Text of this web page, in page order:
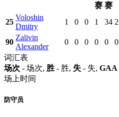
赛 赛
25
Voloshin
Dmitry
1 0 0 1 34 2
90
Zalivin
Alexander
0 0 0 0 0 0
词汇表
场次 - 场次, 胜 - 胜, 失 - 失, GAA
场上时间
防守员